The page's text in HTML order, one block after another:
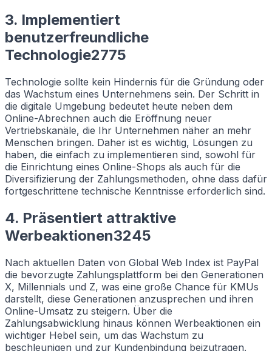
3. Implementiert
benutzerfreundliche
Technologie2775
Technologie sollte kein Hindernis für die Gründung oder
das Wachstum eines Unternehmens sein. Der Schritt in
die digitale Umgebung bedeutet heute neben dem
Online-Abrechnen auch die Eröffnung neuer
Vertriebskanäle, die Ihr Unternehmen näher an mehr
Menschen bringen. Daher ist es wichtig, Lösungen zu
haben, die einfach zu implementieren sind, sowohl für
die Einrichtung eines Online-Shops als auch für die
Diversifizierung der Zahlungsmethoden, ohne dass dafür
fortgeschrittene technische Kenntnisse erforderlich sind.
4. Präsentiert attraktive
Werbeaktionen3245
Nach aktuellen Daten von Global Web Index ist PayPal
die bevorzugte Zahlungsplattform bei den Generationen
X, Millennials und Z, was eine große Chance für KMUs
darstellt, diese Generationen anzusprechen und ihren
Online-Umsatz zu steigern. Über die
Zahlungsabwicklung hinaus können Werbeaktionen ein
wichtiger Hebel sein, um das Wachstum zu
beschleunigen und zur Kundenbindung beizutragen.